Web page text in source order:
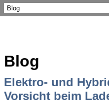
Blog
Elektro- und
Vorsicht beim